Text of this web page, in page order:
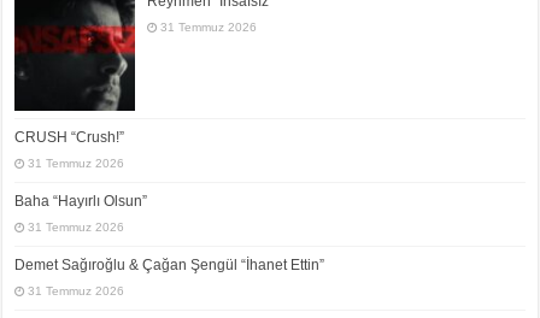
31 Temmuz 2026
CRUSH “Crush!”
31 Temmuz 2026
Baha “Hayırlı Olsun”
31 Temmuz 2026
Demet Sağıroğlu & Çağan Şengül “İhanet Ettin”
31 Temmuz 2026